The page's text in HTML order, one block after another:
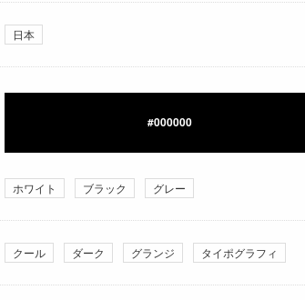
日本
#000000
ホワイト ブラック グレー
クール ダーク グランジ タイポグラフィ